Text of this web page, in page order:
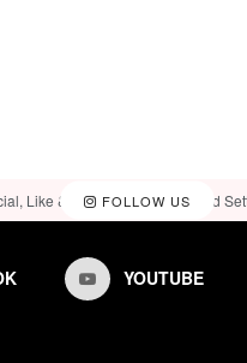
FOLLOW US
Like & View > Instagram Feed
YOUTUBE